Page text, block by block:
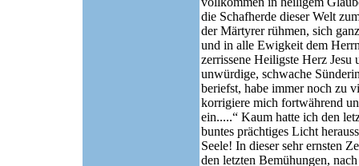
die Schafherde dieser Welt
der Märtyrer rühmen, sich
und in alle Ewigkeit dem
zerrissene Heiligste Herz
unwürdige, schwache
beriefst, habe immer noch zu
korrigiere mich fortwährend
ein.....“ Kaum hatte ich den
buntes prächtiges Licht
Seele! In dieser sehr ernsten
den letzten Bemühungen,